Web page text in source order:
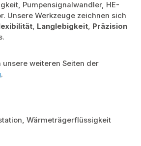
Pumpensignalwandler, HE-
Unsere Werkzeuge zeichnen sich
, Langlebigkeit, Präzision
unsere weiteren Seiten der
.